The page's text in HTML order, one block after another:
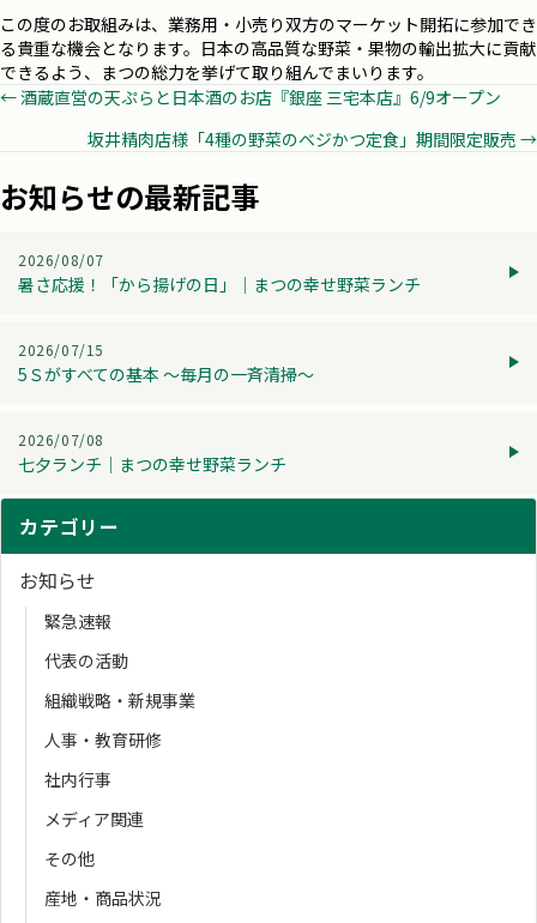
この度のお取組みは、業務用・小売り双方のマーケット開拓に参加でき
る貴重な機会となります。日本の高品質な野菜・果物の輸出拡大に貢献
できるよう、まつの総力を挙げて取り組んでまいります。
Posts
navigation
← 酒蔵直営の天ぷらと日本酒のお店『銀座 三宅本店』6/9オープン
坂井精肉店様「4種の野菜のベジかつ定食」期間限定販売 →
お知らせの最新記事
2026/08/07
暑さ応援！「から揚げの日」│まつの幸せ野菜ランチ
2026/07/15
5Ｓがすべての基本 ～毎月の一斉清掃～
2026/07/08
七夕ランチ│まつの幸せ野菜ランチ
カテゴリー
お知らせ
緊急速報
代表の活動
組織戦略・新規事業
人事・教育研修
社内行事
メディア関連
その他
産地・商品状況